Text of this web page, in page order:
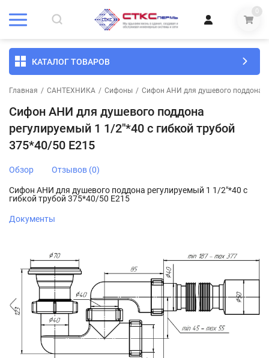
0
КАТАЛОГ ТОВАРОВ
Главная / САНТЕХНИКА / Сифоны / Сифон АНИ для душевого поддона
Сифон АНИ для душевого поддона
регулируемый 1 1/2"*40 с гибкой трубой
375*40/50 E215
Обзор Отзывов (0)
Сифон АНИ для душевого поддона регулируемый 1 1/2"*40 с
гибкой трубой 375*40/50 E215
Документы